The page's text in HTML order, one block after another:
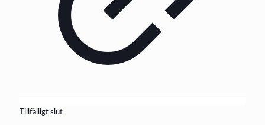
Tillfälligt slut